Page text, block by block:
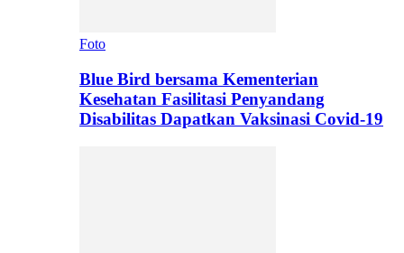
Foto
Blue Bird bersama Kementerian
Kesehatan Fasilitasi Penyandang
Disabilitas Dapatkan Vaksinasi Covid-19